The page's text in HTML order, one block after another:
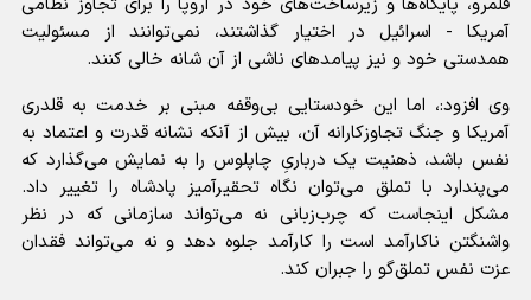
آمریکا - اسرائیل در اختیار گذاشتند، نمی‌توانند از مسئولیت
همدستی خود و نیز پیامد‌های ناشی از آن شانه خالی کنند.
وی افزود:، اما این خودستایی بی‌وقفه مبنی بر خدمت به قلدری
آمریکا و جنگ تجاوزکارانه آن، بیش از آنکه نشانه قدرت و اعتماد به
نفس باشد، ذهنیت یک درباریِ چاپلوس را به نمایش می‌گذارد که
می‌پندارد با تملق می‌توان نگاه تحقیرآمیز پادشاه را تغییر داد.
مشکل اینجاست که چرب‌زبانی نه می‌تواند سازمانی که در نظر
واشنگتن ناکارآمد است را کارآمد جلوه دهد و نه می‌تواند فقدان
عزت نفس تملق‌گو را جبران کند.